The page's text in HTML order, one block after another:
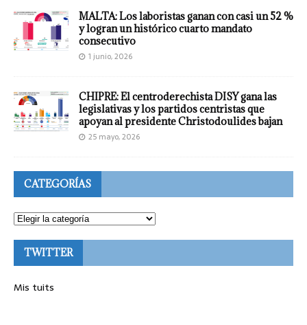
MALTA: Los laboristas ganan con casi un 52 %
y logran un histórico cuarto mandato
consecutivo
1 junio, 2026
CHIPRE: El centroderechista DISY gana las
legislativas y los partidos centristas que
apoyan al presidente Christodoulides bajan
25 mayo, 2026
CATEGORÍAS
TWITTER
Mis tuits